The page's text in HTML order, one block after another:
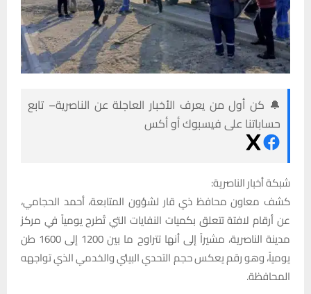
🔔 كن أول من يعرف الأخبار العاجلة عن الناصرية– تابع
حساباتنا على فيسبوك أو أكس
شبكة أخبار الناصرية:
كشف معاون محافظ ذي قار لشؤون المتابعة، أحمد الحجامي،
عن أرقام لافتة تتعلق بكميات النفايات التي تُطرح يومياً في مركز
مدينة الناصرية، مشيراً إلى أنها تتراوح ما بين 1200 إلى 1600 طن
يومياً، وهو رقم يعكس حجم التحدي البيئي والخدمي الذي تواجهه
المحافظة.